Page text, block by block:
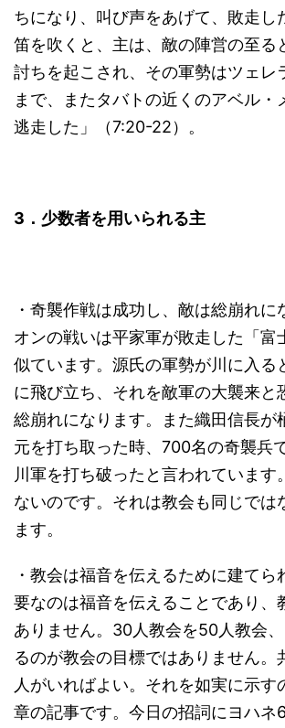
ちになり、叫び声をあげて、敗走し
笛を吹くと、主は、敵の陣営の至る
討ちを起こされ、その軍勢はツェレ
まで、またタバトの近くのアベル・
逃走した」（7:20-22）。
3 ．少数者を用いられる主
・奇襲作戦は成功し、敵は総崩れに
オンの戦いは平家軍が敗走した「富
似ています。源氏の軍勢が川に入る
に飛び立ち、それを敵軍の大襲来と
総崩れになります。また織田信長が
元を打ち取った時、700名の奇襲兵
川軍を打ち破ったと言われています
ないのです。それは教会も同じでは
ます。
・教会は福音を伝えるために建てら
要なのは福音を伝えることであり、
ありません。30人教会を50人教会
るのが教会の目標ではありません。
人がいればよい。それを如実に示す
章の記事です。今日の招詞にヨハ